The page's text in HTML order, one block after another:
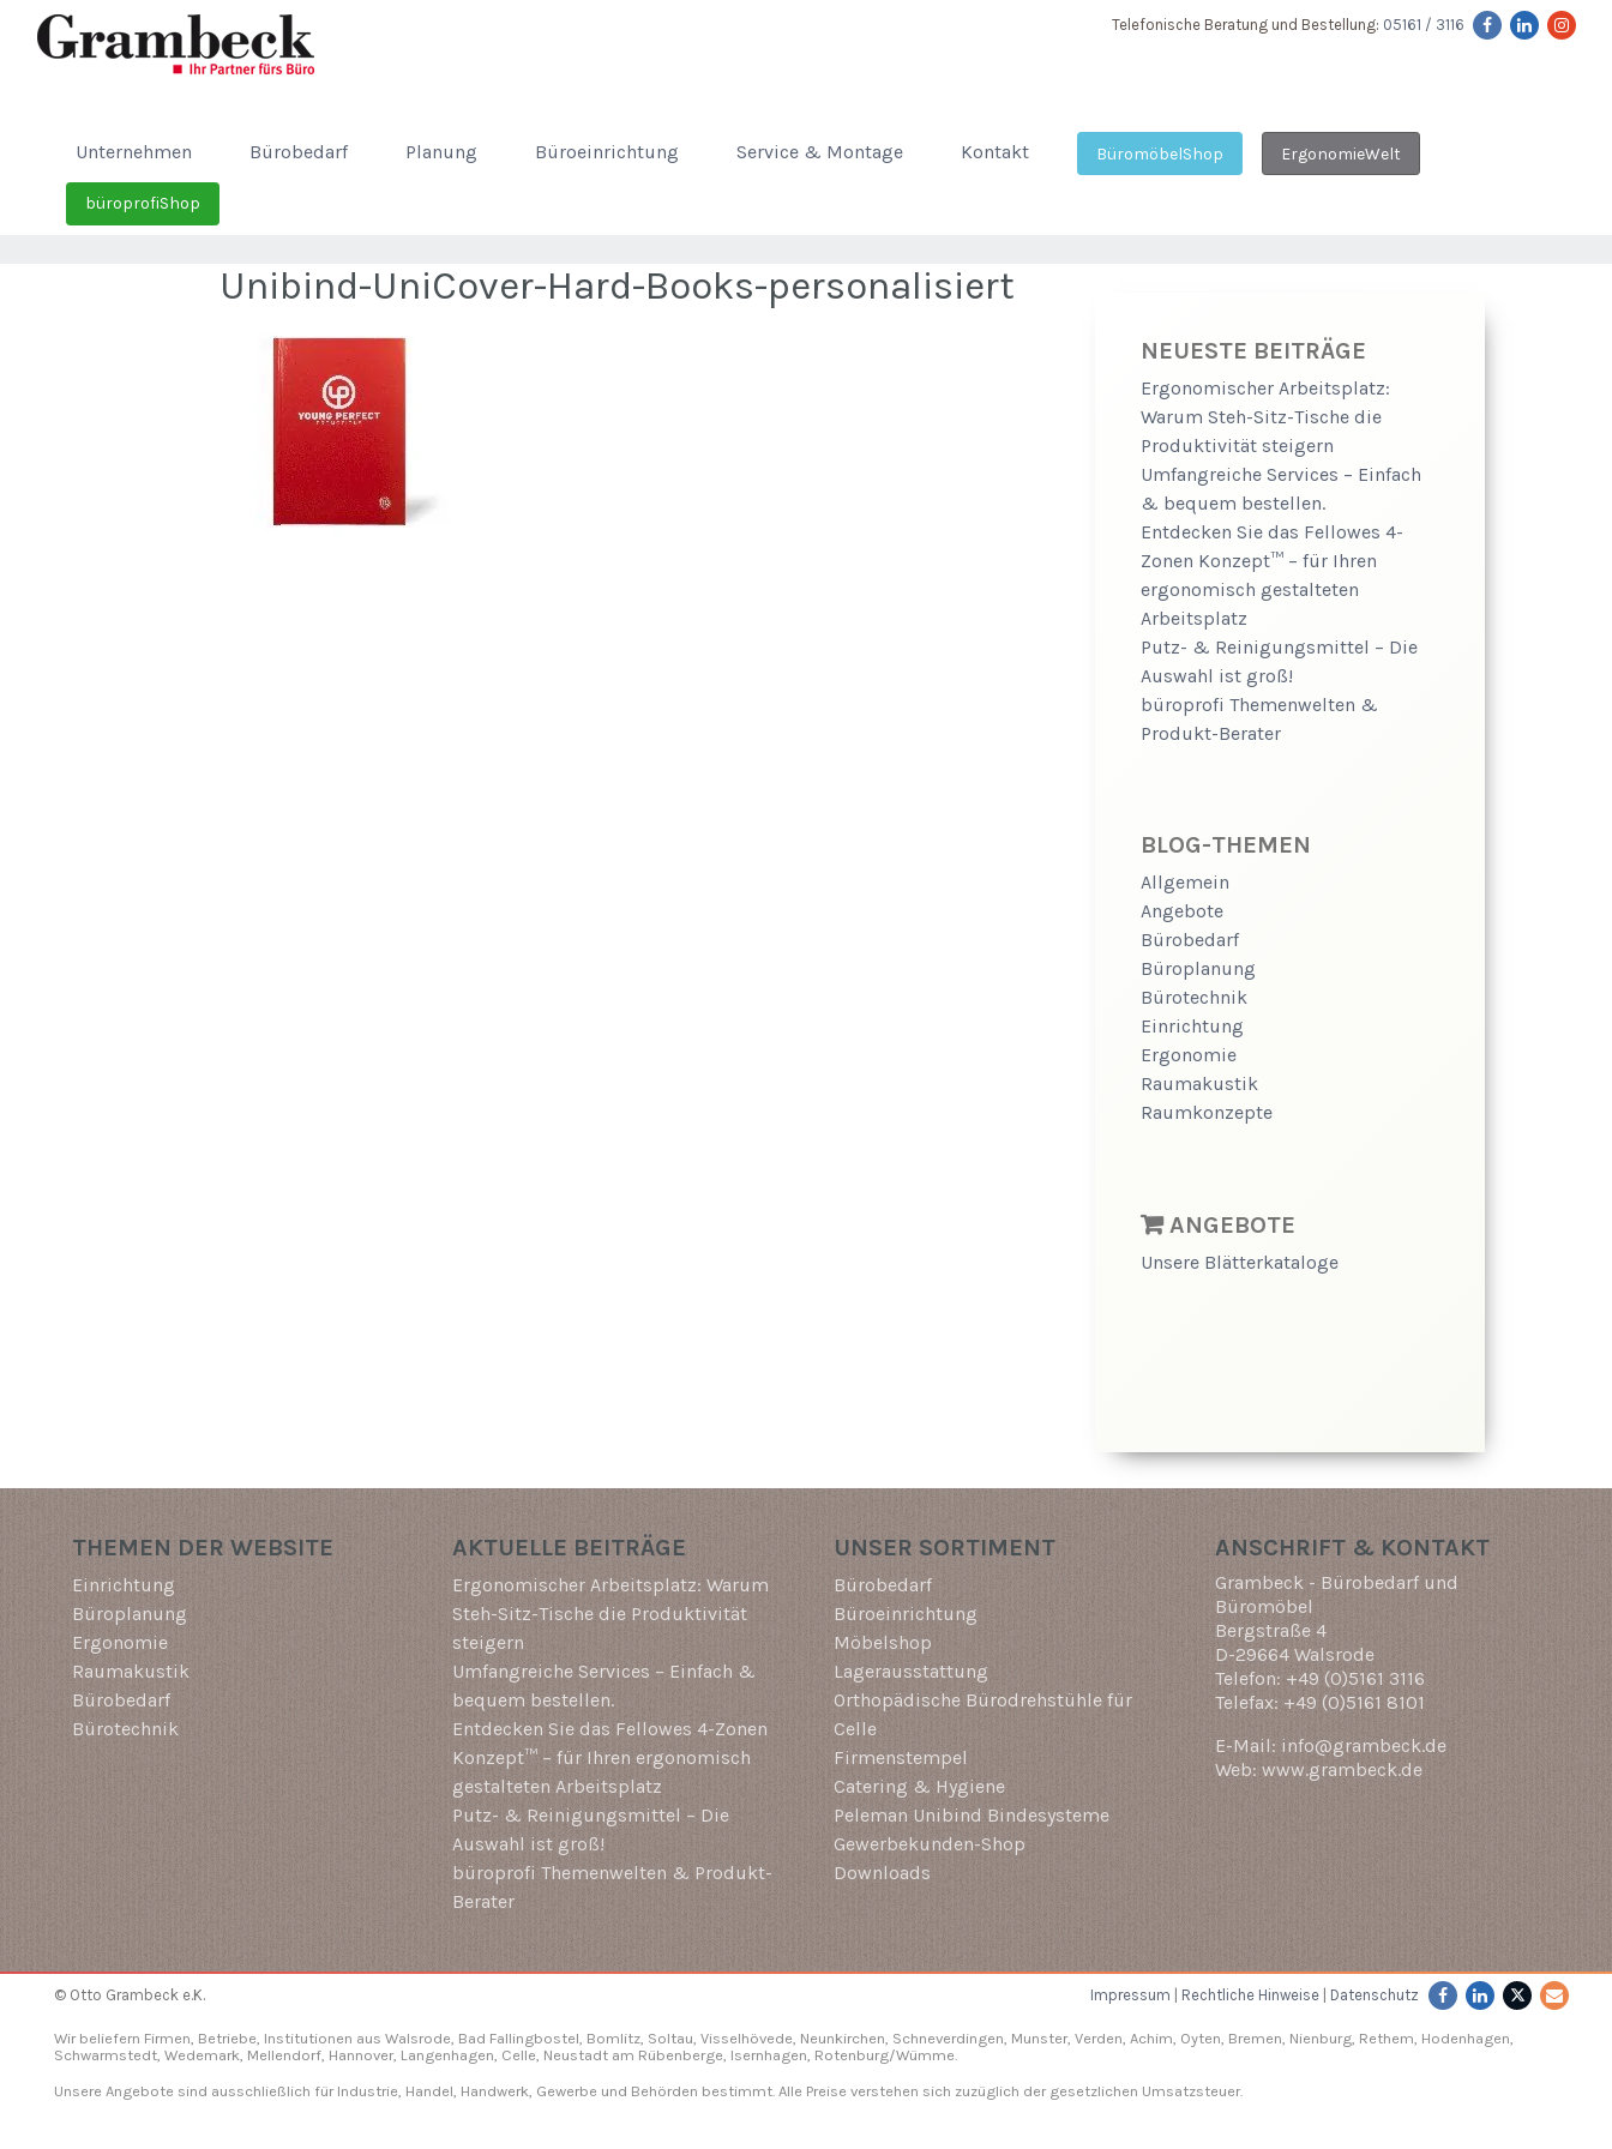
Telefonische Beratung und Bestellung: 05161 / 3116
Unternehmen Bürobedarf Planung Büroeinrichtung Service & Montage Kontakt BüromöbelShop ErgonomieWelt
büroprofiShop
Unibind-UniCover-Hard-Books-personalisiert
NEUESTE BEITRÄGE
Ergonomischer Arbeitsplatz:
Warum Steh-Sitz-Tische die
Produktivität steigern
Umfangreiche Services – Einfach
& bequem bestellen.
Entdecken Sie das Fellowes 4-
Zonen Konzept™ – für Ihren
ergonomisch gestalteten
Arbeitsplatz
Putz- & Reinigungsmittel – Die
Auswahl ist groß!
büroprofi Themenwelten &
Produkt-Berater
BLOG-THEMEN
Allgemein
Angebote
Bürobedarf
Büroplanung
Bürotechnik
Einrichtung
Ergonomie
Raumakustik
Raumkonzepte
ANGEBOTE
Unsere Blätterkataloge
THEMEN DER WEBSITE
Einrichtung
Büroplanung
Ergonomie
Raumakustik
Bürobedarf
Bürotechnik
AKTUELLE BEITRÄGE
Ergonomischer Arbeitsplatz: Warum
Steh-Sitz-Tische die Produktivität
steigern
Umfangreiche Services – Einfach &
bequem bestellen.
Entdecken Sie das Fellowes 4-Zonen
Konzept™ – für Ihren ergonomisch
gestalteten Arbeitsplatz
Putz- & Reinigungsmittel – Die
Auswahl ist groß!
büroprofi Themenwelten & Produkt-
Berater
UNSER SORTIMENT
Bürobedarf
Büroeinrichtung
Möbelshop
Lagerausstattung
Orthopädische Bürodrehstühle für
Celle
Firmenstempel
Catering & Hygiene
Peleman Unibind Bindesysteme
Gewerbekunden-Shop
Downloads
ANSCHRIFT & KONTAKT
Grambeck - Bürobedarf und
Büromöbel
Bergstraße 4
D-29664 Walsrode
Telefon: +49 (0)5161 3116
Telefax: +49 (0)5161 8101
E-Mail: info@grambeck.de
Web: www.grambeck.de
© Otto Grambeck e.K. Impressum | Rechtliche Hinweise | Datenschutz
Wir beliefern Firmen, Betriebe, Institutionen aus Walsrode, Bad Fallingbostel, Bomlitz, Soltau , Visselhövede, Neunkirchen, Schneverdingen , Munster, Verden , Achim, Oyten, Bremen, Nienburg, Rethem, Hodenhagen,
Schwarmstedt, Wedemark, Mellendorf, Hannover, Langenhagen, Celle , Neustadt am Rübenberge, Isernhagen, Rotenburg/Wümme
Unsere Angebote sind ausschließlich für Industrie, Handel, Handwerk, Gewerbe und Behörden bestimmt. Alle Preise verstehen sich zuzüglich der gesetzlichen Umsatzsteuer.